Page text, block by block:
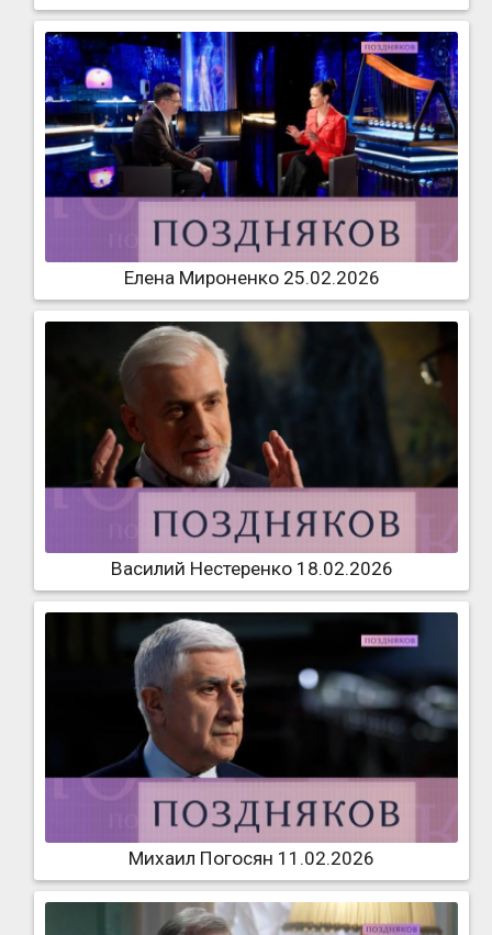
Елена Мироненко 25.02.2026
Василий Нестеренко 18.02.2026
Михаил Погосян 11.02.2026